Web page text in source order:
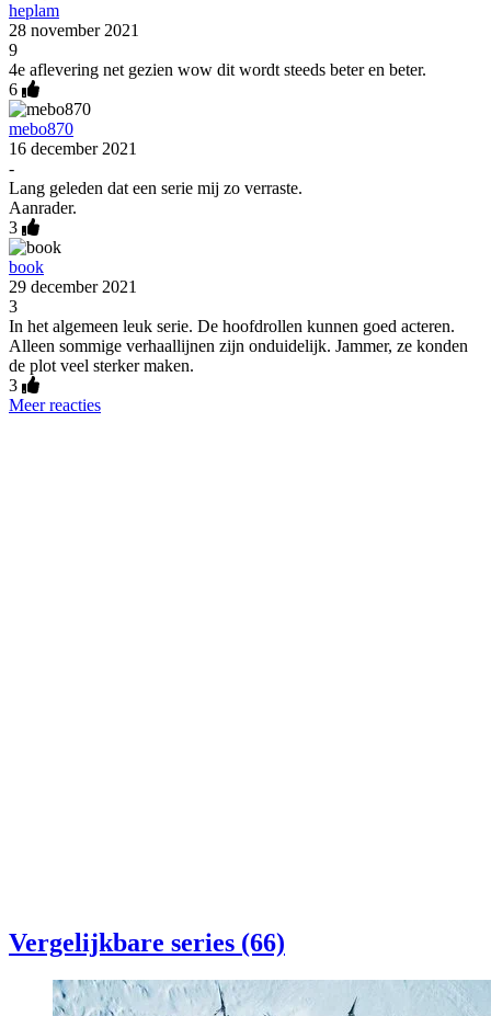
heplam
28 november 2021
9
4e aflevering net gezien wow dit wordt steeds beter en beter.
6
mebo870
16 december 2021
-
Lang geleden dat een serie mij zo verraste.
Aanrader.
3
book
29 december 2021
3
In het algemeen leuk serie. De hoofdrollen kunnen goed acteren.
Alleen sommige verhaallijnen zijn onduidelijk. Jammer, ze konden
de plot veel sterker maken.
3
Meer reacties
Vergelijkbare series (66)